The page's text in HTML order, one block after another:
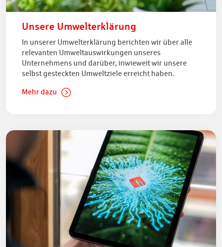
Unsere Umwelterklärung
In unserer Umwelterklärung berichten wir über alle
relevanten Umweltauswirkungen unseres
Unternehmens und darüber, inwieweit wir unsere
selbst gesteckten Umweltziele erreicht haben.
Mehr dazu